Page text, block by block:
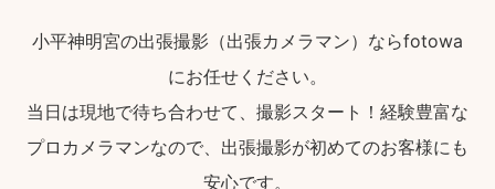
小平神明宮の出張撮影（出張カメラマン）ならfotowa
にお任せください。
当日は現地で待ち合わせて、撮影スタート！経験豊富な
プロカメラマンなので、出張撮影が初めてのお客様にも
安心です。